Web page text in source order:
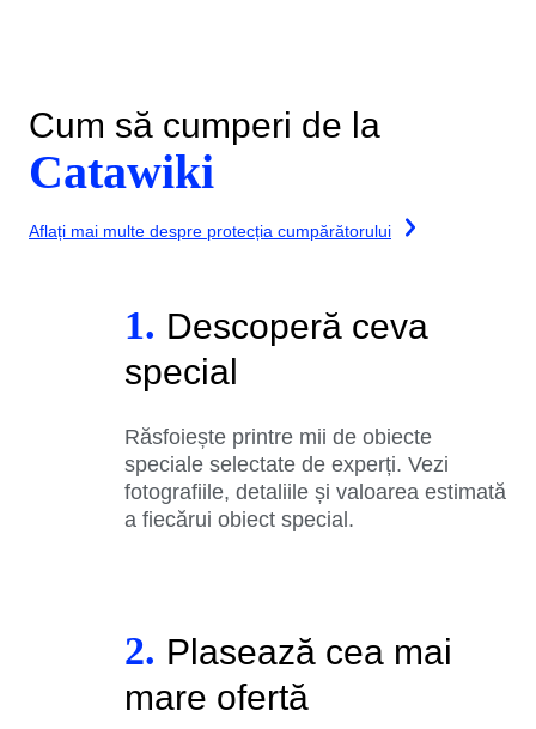
Cum să cumperi de la
Catawiki
Aflați mai multe despre protecția cumpărătorului
1. Descoperă ceva
special
Răsfoiește printre mii de obiecte
speciale selectate de experți. Vezi
fotografiile, detaliile și valoarea estimată
a fiecărui obiect special.
2. Plasează cea mai
mare ofertă